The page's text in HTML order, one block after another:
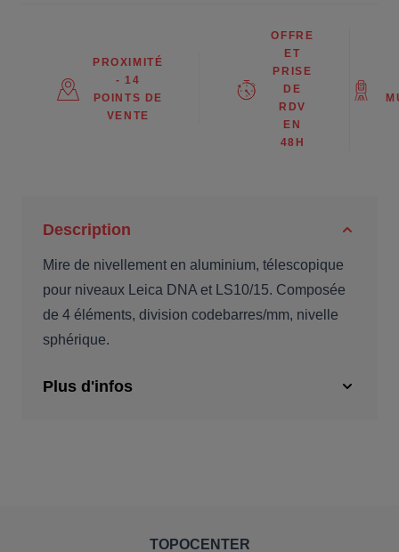
PROXIMITÉ
- 14
POINTS DE
VENTE
OFFRE
ET
PRISE
DE
RDV
EN
48H
Description
Mire de nivellement en aluminium, télescopique
pour niveaux Leica DNA et LS10/15. Composée
de 4 éléments, division codebarres/mm, nivelle
sphérique.
Plus d'infos
TOPOCENTER